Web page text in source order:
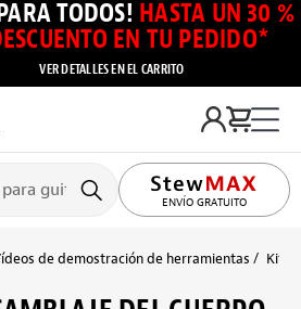
TODOS! HASTA UN 30 %
EN TU PEDIDO*
VER DETALLES EN EL CARRITO
ENVÍO GRATUITO
de demostración de herramientas Kits